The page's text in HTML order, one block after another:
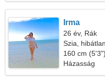
Irma
26 év, Rák
Szia,
160 cm
Házasság